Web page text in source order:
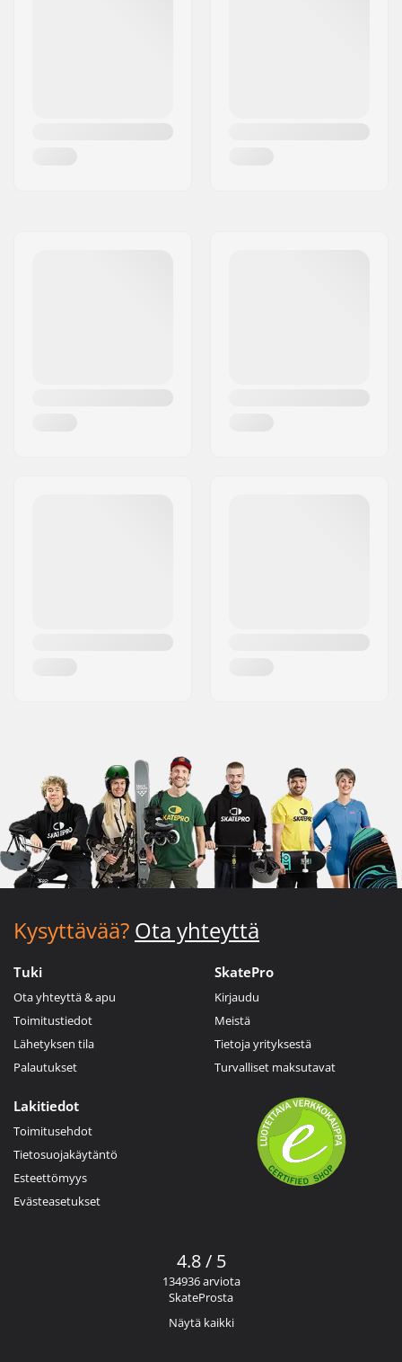
Kysyttävää? Ota yhteyttä
Tuki
Ota yhteyttä & apu
Toimitustiedot
Lähetyksen tila
Palautukset
SkatePro
Kirjaudu
Meistä
Tietoja yrityksestä
Turvalliset maksutavat
Lakitiedot
Toimitusehdot
Tietosuojakäytäntö
Esteettömyys
Evästeasetukset
4.8 / 5
134936 arviota
SkateProsta
Näytä kaikki